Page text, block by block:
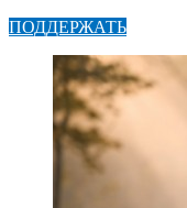
ПОДДЕРЖАТЬ